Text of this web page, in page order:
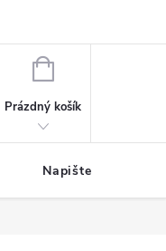
NÁKUPNÍ
Prázdný košík
Napište nám